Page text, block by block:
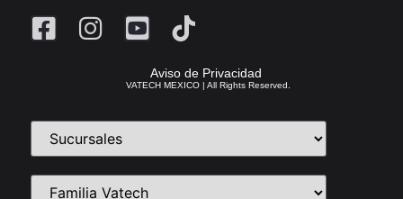
Aviso de Privacidad
VATECH MEXICO | All Rights Reserved.